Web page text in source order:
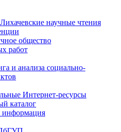
научные чтения
общество
работ
и анализа социально-
Интернет-ресурсы
каталог
информация